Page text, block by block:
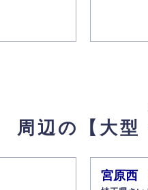
周辺の【大型
宮原西